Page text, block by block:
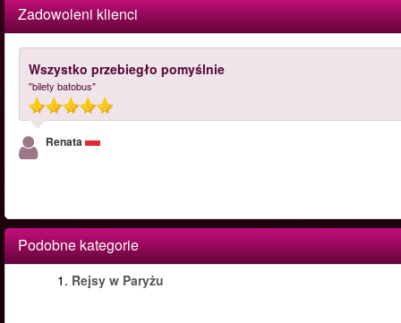
Zadowoleni klienci
Wszystko przebiegło pomyślnie
"bilety batobus"
Renata
Podobne kategorie
1. Rejsy w Paryżu